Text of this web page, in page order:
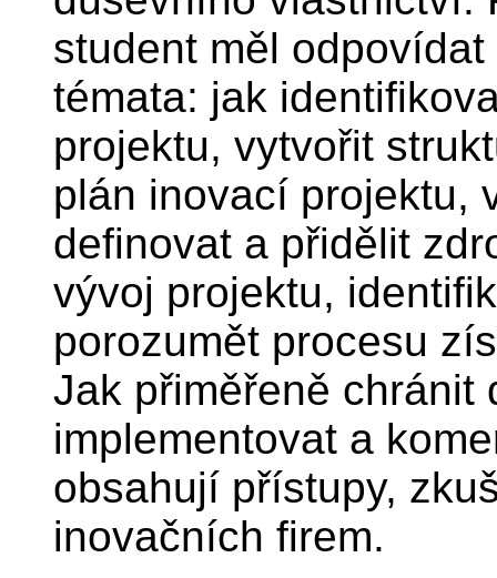
student měl
témata: jak
projektu, vytvořit
plán inovací projektu,
definovat a přidělit
vývoj projektu,
porozumět procesu
Jak přiměřeně
implementovat a
obsahují přístupy,
inovačních firem.